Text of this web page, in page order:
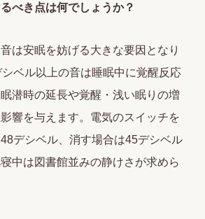
べき点は何でしょうか？
は安眠を妨げる大きな要因となり
ベル以上の音は睡眠中に覚醒反応
潜時の延長や覚醒・浅い眠りの増
響を与えます。電気のスイッチを
デシベル、消す場合は45デシベル
中は図書館並みの静けさが求めら